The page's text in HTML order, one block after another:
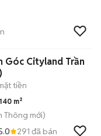
Góc Cityland Trần
tiền
140 m²
Thông mới)
291 đã bán